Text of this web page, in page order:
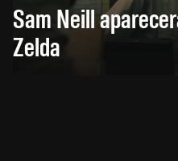
Sam Neill
Zelda